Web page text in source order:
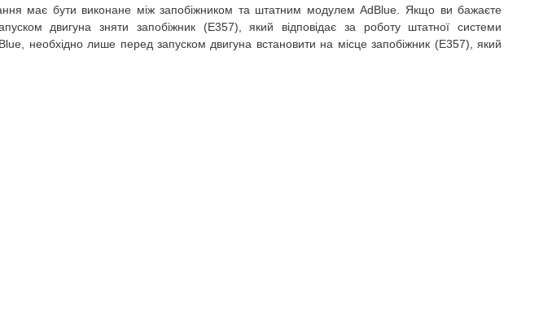
має бути виконане між запобіжником та штатним модулем AdBlue.
Якщо ви бажаєте
двигуна зняти запобіжник (E357), який відповідає за роботу штатної системи
необхідно лише перед запуском двигуна встановити на місце запобіжник (E357), який